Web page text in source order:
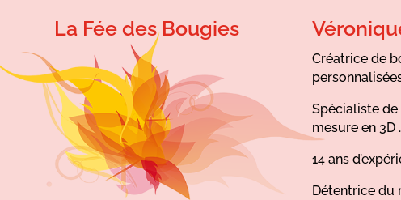
La Fée des Bougies
Créatrice de
Spécialiste
mesure en 3D .
14 ans
Détentrice du